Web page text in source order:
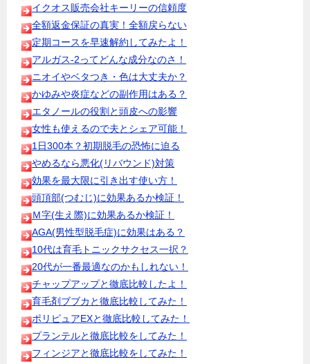
イクオス販売会社キーリーの信頼度
全額返金保証の真実！全額戻らない
定期コースを早速解約してみたよ！
アルガス-2ってどんな成分なのさ！
ニオイやベタつき・色は大丈夫か？
かゆみや炎症などの副作用はある？
エタノールの役割と頭皮への影響
女性も使えるので夫とシェア可能！
1日300本？初期脱毛の恐怖に迫る
やめるなら悪化(リバウンド)対策
効果を最大限に引き出す使い方！
頭頂部(つむじ)に効果あるか検証！
Ｍ字(生え際)に効果あるか検証！
AGA(男性型脱毛症)に効果はある？
10代は育毛トニックサクセス一択？
20代が一番最適なのかもしれない！
チャップアップと徹底比較したよ！
育毛剤ブブカと徹底比較してみた！
ポリピュアEXと徹底比較してみた！
プランテルと徹底比較をしてみた！
フィンジアと徹底比較をしてみた！